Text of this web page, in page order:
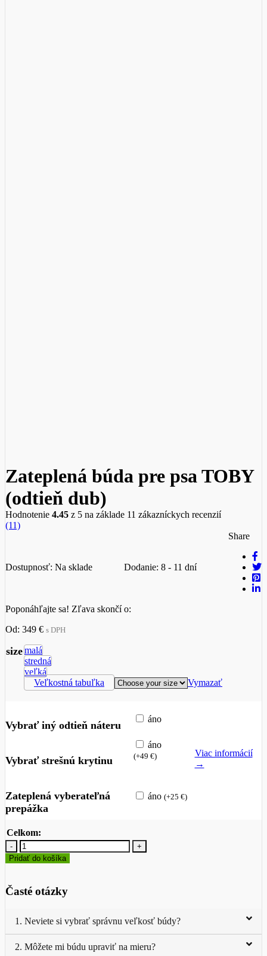
Zateplená búda pre psa TOBY
(odtieň dub)
Hodnotenie 4.45 z 5 na základe 11 zákazníckych recenzií
(11)
Dostupnosť: Na sklade Dodanie: 8 - 11 dní
Share
Poponáhľajte sa! Zľava skončí o:
Od: 349 € s DPH
sizemalá
stredná
veľká
Veľkostná tabuľka
Vymazať
Vybrať iný odtieň náteru
áno
Vybrať strešnú krytinu
áno
(+49 €)
Viac informácií
→
Zateplená vyberateľná
prepážka
áno (+25 €)
Celkom:
množstvo
Zateplená
búda
psa
TOBY
dub)
Pridať do košíka
Časté otázky
1. Neviete si vybrať správnu veľkosť búdy?
2. Môžete mi búdu upraviť na mieru?